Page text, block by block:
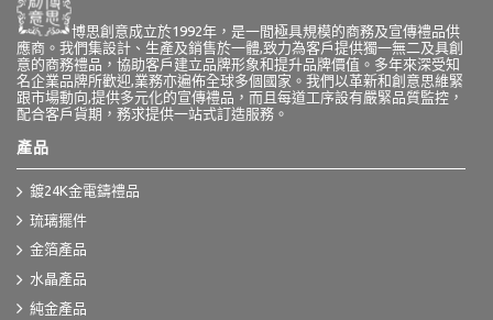
博思創意成立於1992年，是一間極具規模的商務及宣傳禮品供
應商。我們集設計、生產及銷售於一體,致力為客戶提供獨一無二及具創
意的商務禮品，協助客戶建立品牌形象和提升品牌價值。多年來深受知
名企業品牌所歡迎,業務亦遍佈全球多個國家。我們以革新和創意思維緊
跟市場動向,提供多元化的宣傳禮品，而且每道工序設有嚴緊品質監控，
配合客戶貨期，務求提供一站式訂造服務。
產品
鍍24K金電鑄禮品
琉璃擺件
金箔產品
水晶產品
純金產品